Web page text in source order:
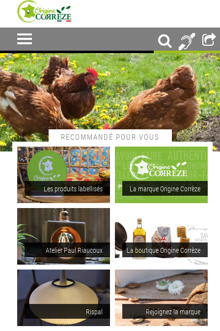
RECOMMANDÉ POUR VOUS
Les produits labellisés La marque Origine Corrèze
Atelier Paul Riaucoux La boutique Origine Corrèze
Rispal Rejoignez la marque